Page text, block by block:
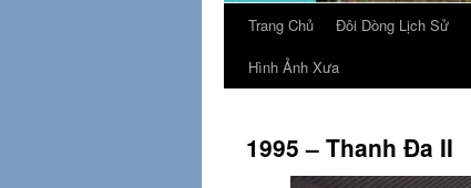
Trang Chủ Đôi Dòng Lịch Sử
Hình Ảnh Xưa
1995 – Thanh Đa II